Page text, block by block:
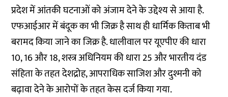
प्रदेश में आंतकी घटनाओं को अंजाम देने के उद्देश्य से आया है.
एफआईआर में बंदूक का भी जिक्र है साथ ही धार्मिक किताब भी
बरामद किया जाने का जिक्र है. धालीवाल पर यूएपीए की धारा
10, 16 और 18, शस्त्र अधिनियम की धारा 25 और भारतीय दंड
संहिता के तहत देशद्रोह, आपराधिक साजिश और दुश्मनी को
बढ़ावा देने के आरोपों के तहत केस दर्ज किया गया.